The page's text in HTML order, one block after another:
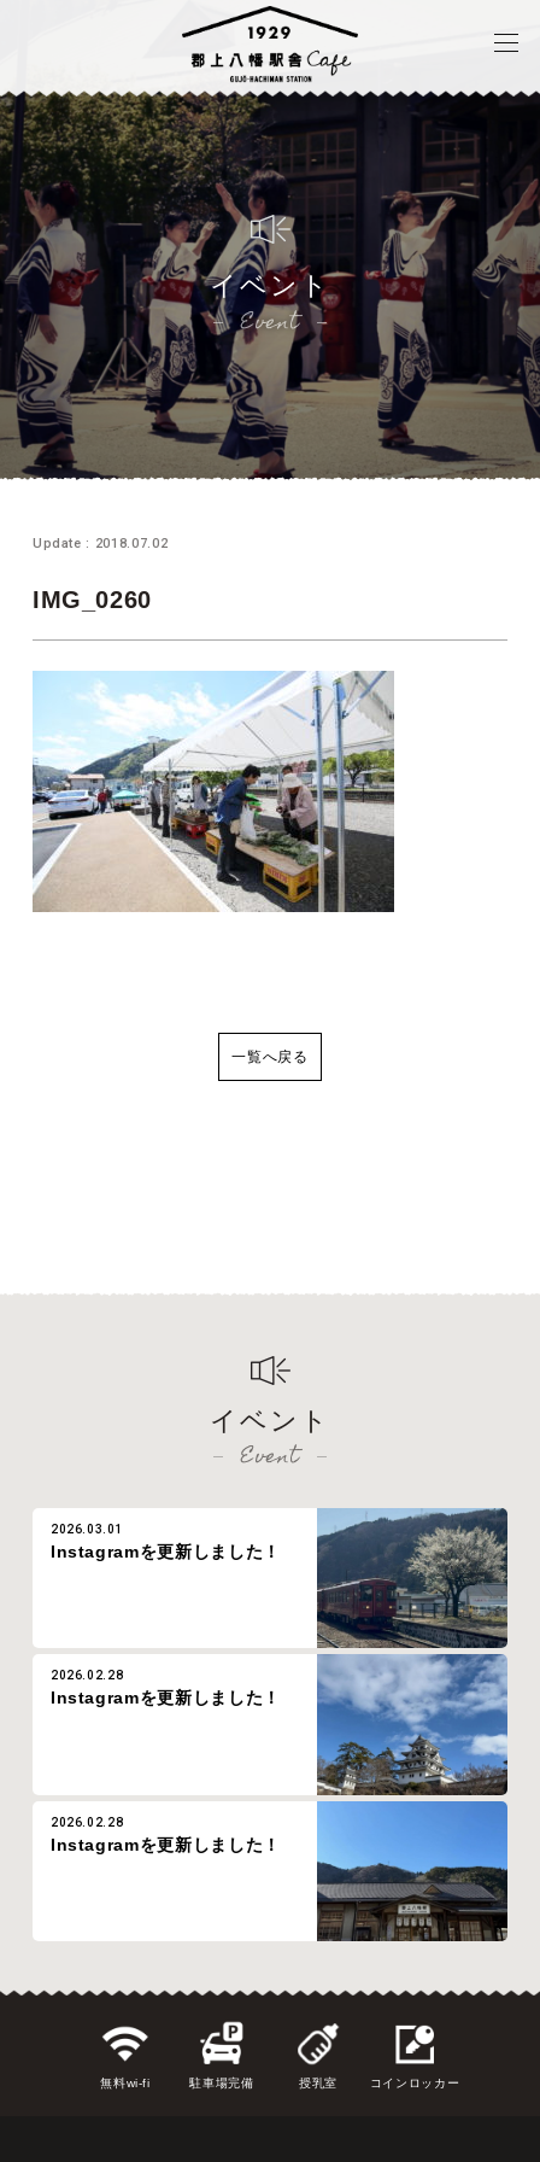
イベント
Event
Update : 2018.07.02
IMG_0260
一覧へ戻る
イベント
Event
2026.03.01
Instagramを更新しました！
2026.02.28
Instagramを更新しました！
2026.02.28
Instagramを更新しました！
無料wi-fi 駐車場完備 授乳室 コインロッカー